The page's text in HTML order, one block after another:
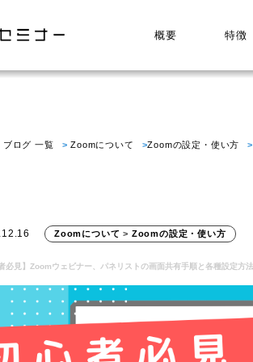
概要 特徴
ブログ 一覧 Zoomについて Zoomの設定・使い方
Zoomについて > Zoomの設定・使い方
者必見】Zoomウェビナー、パネリストの画面共有手順と各種設定方法